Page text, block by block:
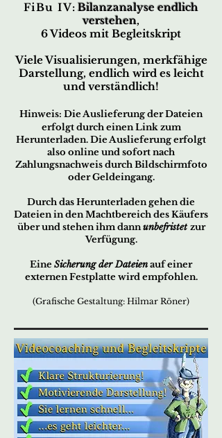
FiBu IV:Bilanzanalyse endlich
verstehen,
6 Videos mit Begleitskript
Viele Visualisierungen, merkfähige
Darstellung, endlich wird es leicht
und verständlich!
Hinweis: Die Auslieferung derDateien
erfolgt durch einen Link zum
Herunterladen. Die Auslieferung erfolgt
also online und sofort nach
Zahlungsnachweis durch Bildschirmfoto
oder Geldeingang.
Durch das Herunterladen gehen die
Dateien in den Machtbereich des Käufers
über und stehen ihm dannunbefristetzur
Verfügung.
Eine Sicherung der Dateienauf einer
externen Festplatte wird empfohlen.
(Grafische Gestaltung: Hilmar Röner)